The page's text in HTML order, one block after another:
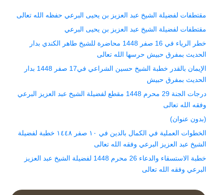
مقتطفات لفضيلة الشيخ عبد العزيز بن يحيى البرعي حفظه الله تعالى
مقتطفات لفضيلة الشيخ عبد العزيز بن يحيى البرعي
خطر الرياء في 16 صفر 1448 محاضرة للشيخ طاهر الكندي بدار
الحديث بمفرق حبيش حرسها الله تعالى
الإيمان بالقدر خطبة الشيخ حسين الشراعي في17 صفر 1448 بدار
الحديث بمفرق حبيش
درجات الجنة 29 محرم 1448 مقطع لفضيلة الشيخ عبد العزيز البرعي
وفقه الله تعالى
(بدون عنوان)
الخطوات العملية في الكمال بالدين في ١٠ صفر ١٤٤٨ خطبة لفضيلة
الشيخ عبد العزيز البرعي وفقه الله تعالى
خطبة الاستسقاء والدعاء 26 محرم 1448 لفضيلة الشيخ عبد العزيز
البرعي وفقه الله تعالى